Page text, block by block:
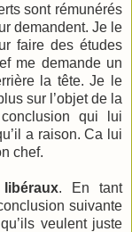
sont rémunérés
demandent. Je le
faire des études
me demande un
la tête. Je le
sur l’objet de la
qui lui
a raison. Ca lui
chef.
. En tant
suivante
veulent juste